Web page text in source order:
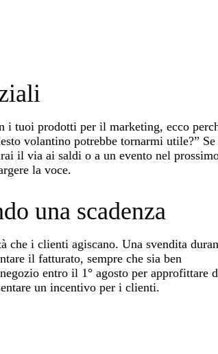
i tuoi prodotti per il marketing, ecco
volantino potrebbe tornarmi utile?”
il via ai saldi o a un evento nel
la voce.
una scadenza
che i clienti agiscano. Una svendita
il fatturato, sempre che sia ben
entro il 1° agosto per approfittare
un incentivo per i clienti.